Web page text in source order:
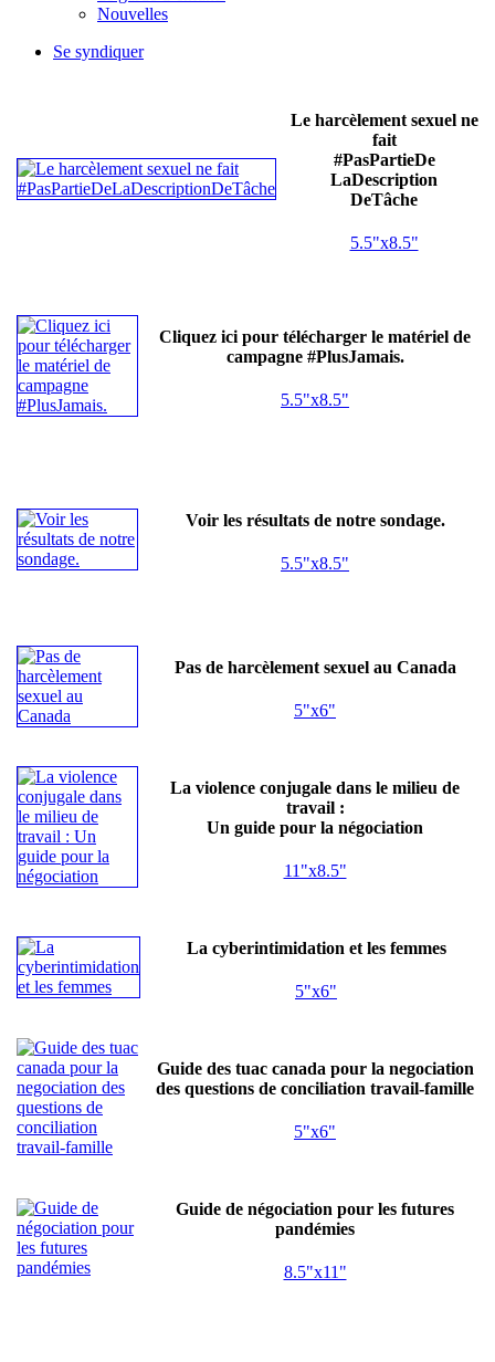
Nouvelles
Se syndiquer
Le harcèlement sexuel ne
fait
#PasPartieDe
LaDescription
DeTâche
5.5"x8.5"
Cliquez ici pour télécharger le matériel de
campagne #PlusJamais.
5.5"x8.5"
Voir les résultats de notre sondage.
5.5"x8.5"
Pas de harcèlement sexuel au Canada
5"x6"
La violence conjugale dans le milieu de
travail :
Un guide pour la négociation
11"x8.5"
La cyberintimidation et les femmes
5"x6"
Guide des tuac canada pour la negociation
des questions de conciliation travail-famille
5"x6"
Guide de négociation pour les futures
pandémies
8.5"x11"